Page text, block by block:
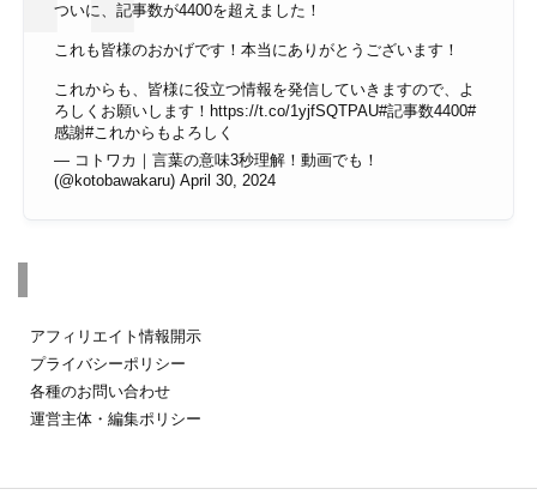
ついに、記事数が4400を超えました！
これも皆様のおかげです！本当にありがとうございます！
これからも、皆様に役立つ情報を発信していきますので、よ
ろしくお願いします！ https://t.co/1yjfSQTPAU#記事数4400#
感謝#これからもよろしく
— コトワカ｜言葉の意味3秒理解！動画でも！
(@kotobawakaru) April 30, 2024
アフィリエイト情報開示
プライバシーポリシー
各種のお問い合わせ
運営主体・編集ポリシー